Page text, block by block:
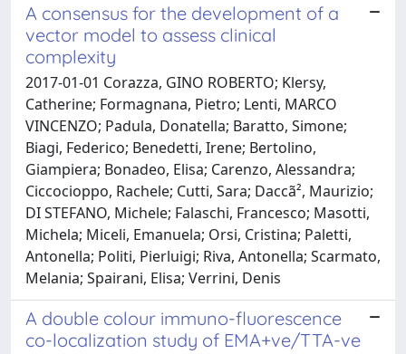
A consensus for the development of a
vector model to assess clinical
complexity
2017-01-01 Corazza, GINO ROBERTO; Klersy,
Catherine; Formagnana, Pietro; Lenti, MARCO
VINCENZO; Padula, Donatella; Baratto, Simone;
Biagi, Federico; Benedetti, Irene; Bertolino,
Giampiera; Bonadeo, Elisa; Carenzo, Alessandra;
Ciccocioppo, Rachele; Cutti, Sara; Daccã², Maurizio;
DI STEFANO, Michele; Falaschi, Francesco; Masotti,
Michela; Miceli, Emanuela; Orsi, Cristina; Paletti,
Antonella; Politi, Pierluigi; Riva, Antonella; Scarmato,
Melania; Spairani, Elisa; Verrini, Denis
A double colour immuno-fluorescence
co-localization study of EMA+ve/TTA-ve